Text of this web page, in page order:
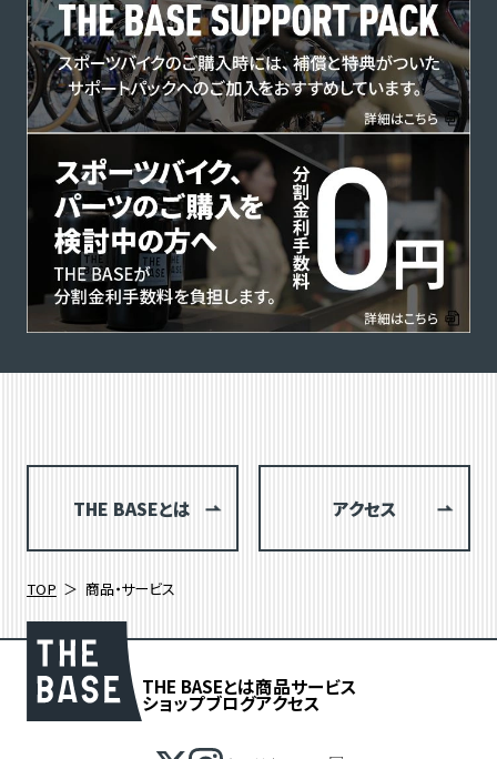
THE BASEとは アクセス
TOP 商品・サービス
THE BASEとは商品サービス
ショップブログアクセス